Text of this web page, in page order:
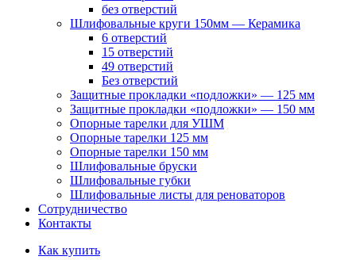
без отверстий
Шлифовальные круги 150мм — Керамика
6 отверстий
15 отверстий
49 отверстий
Без отверстий
Защитные прокладки «подложки» — 125 мм
Защитные прокладки «подложки» — 150 мм
Опорные тарелки для УШМ
Опорные тарелки 125 мм
Опорные тарелки 150 мм
Шлифовальные бруски
Шлифовальные губки
Шлифовальные листы для реноваторов
Сотрудничество
Контакты
Как купить